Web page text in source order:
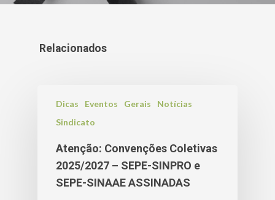
Relacionados
Dicas Eventos Gerais
Notícias
Sindicato
Atenção: Convenções Coletivas
2025/2027 – SEPE-SINPRO e
SEPE-SINAAE ASSINADAS